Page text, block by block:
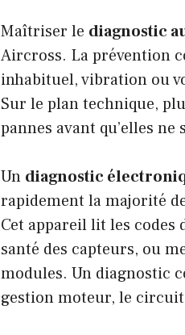
Maîtriser le diagnostic
Aircross. La prévention
inhabituel, vibration ou
Sur le plan technique,
pannes avant qu’elles ne
Un diagnostic
rapidement la majorité
Cet appareil lit les codes
santé des capteurs, ou
modules. Un diagnostic
gestion moteur, le